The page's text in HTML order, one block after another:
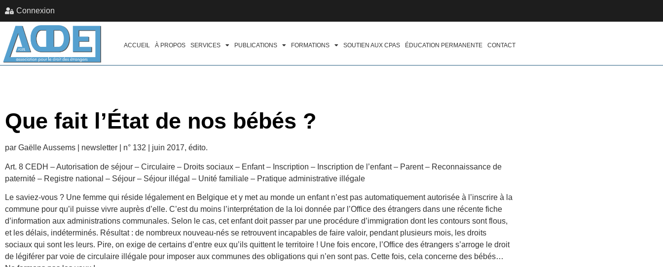
Connexion
ACCUEIL À PROPOS SERVICES PUBLICATIONS FORMATIONS SOUTIEN AUX CPAS ÉDUCATION PERMANENTE CONTACT
Que fait l’État de nos bébés ?
par Gaëlle Aussems | newsletter | n° 132 | juin 2017, édito.
Art. 8 CEDH – Autorisation de séjour – Circulaire – Droits sociaux – Enfant – Inscription – Inscription de l’enfant – Parent – Reconnaissance de
paternité – Registre national – Séjour – Séjour illégal – Unité familiale – Pratique administrative illégale
Le saviez-vous ? Une femme qui réside légalement en Belgique et y met au monde un enfant n’est pas automatiquement autorisée à l’inscrire à la
commune pour qu’il puisse vivre auprès d’elle. C’est du moins l’interprétation de la loi donnée par l’Office des étrangers dans une récente fiche
d’information aux administrations communales. Selon le cas, cet enfant doit passer par une procédure d’immigration dont les contours sont flous,
et les délais, indéterminés. Résultat : de nombreux nouveau-nés se retrouvent incapables de faire valoir, pendant plusieurs mois, les droits
sociaux qui sont les leurs. Pire, on exige de certains d’entre eux qu’ils quittent le territoire ! Une fois encore, l’Office des étrangers s’arroge le droit
de légiférer par voie de circulaire illégale pour imposer aux communes des obligations qui n’en sont pas. Cette fois, cela concerne des bébés…